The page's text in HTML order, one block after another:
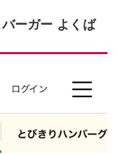
ーガー よくば